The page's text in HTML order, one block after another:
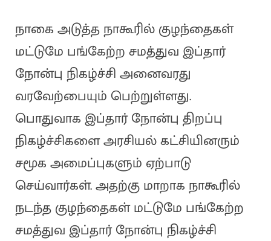
நாகை அடுத்த நாகூரில் குழந்தைகள்
மட்டுமே பங்கேற்ற சமத்துவ இப்தார்
நோன்பு நிகழ்ச்சி அனைவரது
வரவேற்பையும் பெற்றுள்ளது.
பொதுவாக இப்தார் நோன்பு திறப்பு
நிகழ்ச்சிகளை அரசியல் கட்சியினரும்
சமூக அமைப்புகளும் ஏற்பாடு
செய்வார்கள். அதற்கு மாறாக நாகூரில்
நடந்த குழந்தைகள் மட்டுமே பங்கேற்ற
சமத்துவ இப்தார் நோன்பு நிகழ்ச்சி